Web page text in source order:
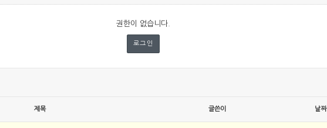
권한이 없습니다.
로그인
제목 글쓴이 날짜